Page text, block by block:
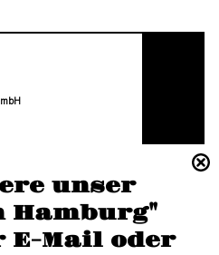
unser
Hamburg"
Update per E-Mail oder